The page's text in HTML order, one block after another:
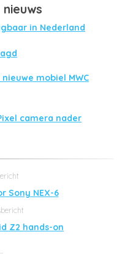
in Nederland
nieuwe mobiel MWC
camera nader
Sony NEX-6
Z2 hands-on